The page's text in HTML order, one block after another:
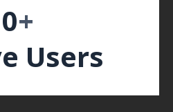
0+
Users